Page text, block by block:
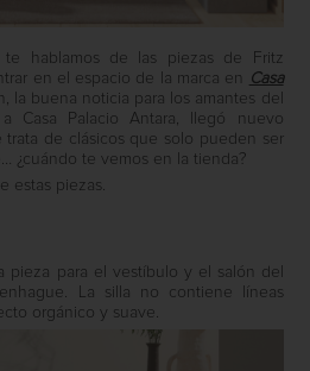
hablamos de las piezas de Fritz
en el espacio de la marca en
Casa
la buena noticia para los amantes del
Casa Palacio Antara, llegó nuevo
trata de clásicos que solo pueden ser
¿cuándo te vemos en la tienda?
estas piezas.
pieza para el vestíbulo y el salón del
La silla no contiene líneas
orgánico y suave.